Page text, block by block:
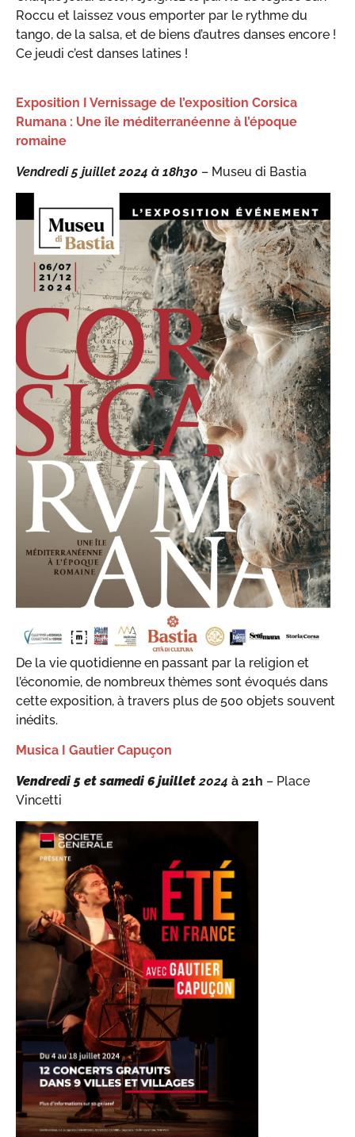
Roccu et laissez vous emporter par le rythme du
tango, de la salsa, et de biens d’autres danses encore !
Ce jeudi c’est danses latines !
Exposition I Vernissage de l’exposition Corsica
Rumana : Une île méditerranéenne à l’époque
romaine
Vendredi 5 juillet 2024 à 18h30 – Museu di Bastia
De la vie quotidienne en passant par la religion et
l’économie, de nombreux thèmes sont évoqués dans
cette exposition, à travers plus de 500 objets souvent
inédits.
Musica I Gautier Capuçon
Vendredi 5 et samedi 6 juillet 2024 à 21h – Place
Vincetti